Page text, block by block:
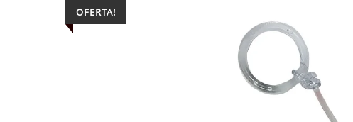
OFERTA!